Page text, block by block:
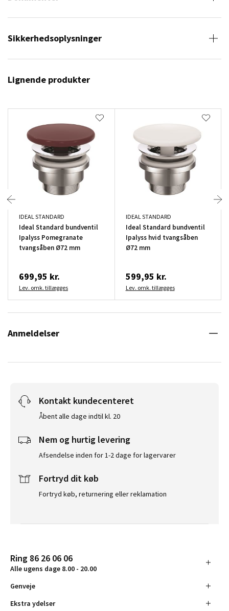
Sikkerhedsoplysninger
Lignende produkter
IDEAL STANDARD
Ideal Standard bundventil
Ipalyss Pomegranate
tvangsåben Ø72 mm
699,95 kr.
Lev. omk. tillægges
IDEAL STANDARD
Ideal Standard bundventil
Ipalyss hvid tvangsåben
Ø72 mm
599,95 kr.
Lev. omk. tillægges
Anmeldelser
Kontakt kundecenteret
Åbent alle dage indtil kl. 20
Nem og hurtig levering
Afsendelse inden for 1-2 dage for lagervarer
Fortryd dit køb
Fortryd køb, returnering eller reklamation
Ring 86 26 06 06
Alle ugens dage 8.00 - 20.00
Genveje
Ekstra ydelser